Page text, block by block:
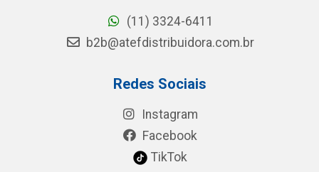
(11) 3324-6411
b2b@atefdistribuidora.com.br
Redes Sociais
Instagram
Facebook
TikTok